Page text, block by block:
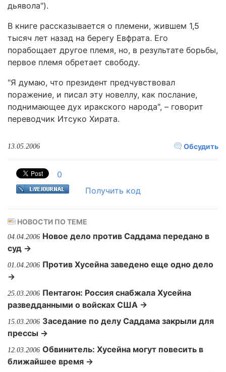
дьявола").
В книге рассказывается о племени, жившем 1,5
тысяч лет назад на берегу Евфрата. Его
порабощает другое племя, но, в результате борьбы,
первое племя обретает свободу.
"Я думаю, что президент предчувствовал
поражение, и писал эту новеллу, как послание,
поднимающее дух иракского народа", – говорит
переводчик Итсуко Хирата.
Обсудить
13.05.2006
0
Получить код
НОВОСТИ ПО ТЕМЕ
04.04.2006 Новое дело против Саддама передано в
суд →
01.04.2006 Против Хусейна заведено еще одно дело
→
25.03.2006 Пентагон: Россия снабжала Хусейна
разведданными о войсках США →
15.03.2006 Заседание по делу Саддама закрыли для
прессы →
12.03.2006 Обвинитель: Хусейна могут повесить в
ближайшее время →